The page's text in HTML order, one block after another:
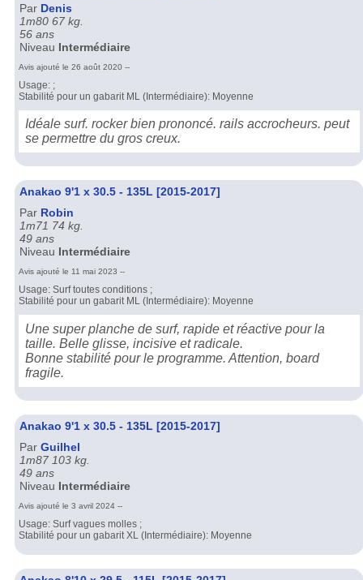
Par Denis
1m80 67 kg.
56 ans
Niveau Intermédiaire
Avis ajouté le 26 août 2020 --
Usage: ;
Stabilité pour un gabarit ML (Intermédiaire): Moyenne
Idéale surf. rocker bien prononcé. rails accrocheurs. peut
se permettre du gros creux.
Anakao 9'1 x 30.5 - 135L [2015-2017]
Par Robin
1m71 74 kg.
49 ans
Niveau Intermédiaire
Avis ajouté le 11 mai 2023 --
Usage: Surf toutes conditions ;
Stabilité pour un gabarit ML (Intermédiaire): Moyenne
Une super planche de surf, rapide et réactive pour la
taille. Belle glisse, incisive et radicale.
Bonne stabilité pour le programme. Attention, board
fragile.
Anakao 9'1 x 30.5 - 135L [2015-2017]
Par Guilhel
1m87 103 kg.
49 ans
Niveau Intermédiaire
Avis ajouté le 3 avril 2024 --
Usage: Surf vagues molles ;
Stabilité pour un gabarit XL (Intermédiaire): Moyenne